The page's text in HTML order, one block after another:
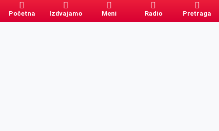
Početna Izdvajamo Meni Radio Pretraga